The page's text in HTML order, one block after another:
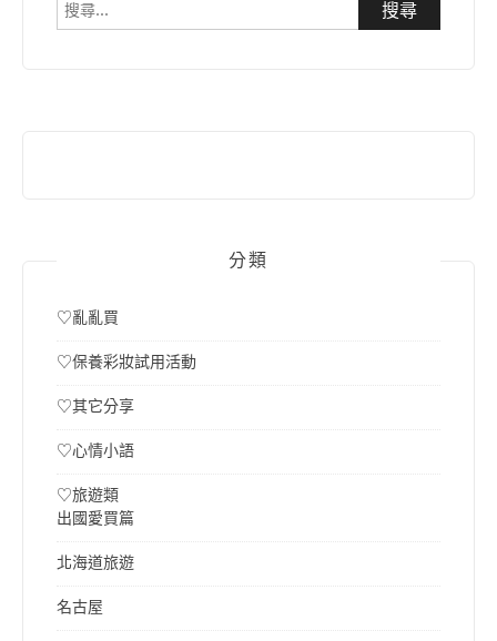
分類
♡亂亂買
♡保養彩妝試用活動
♡其它分享
♡心情小語
♡旅遊類
出國愛買篇
北海道旅遊
名古屋